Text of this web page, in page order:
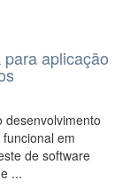
aplicação
desenvolvimento
em
de software
...